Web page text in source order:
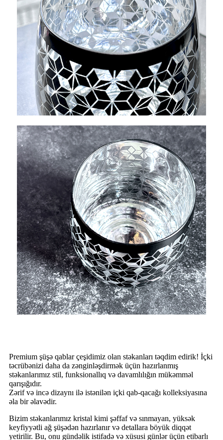
Premium şüşə qablar çeşidimiz olan stəkanları təqdim edirik! İçki
təcrübənizi daha da zənginləşdirmək üçün hazırlanmış
stəkanlarımız stil, funksionallıq və davamlılığın mükəmməl
qarışığıdır.
Zərif və incə dizaynı ilə istənilən içki qab-qacağı kolleksiyasına
əla bir əlavədir.
Bizim stəkanlarımız kristal kimi şəffaf və sınmayan, yüksək
keyfiyyətli ağ şüşədən hazırlanır və detallara böyük diqqət
yetirilir. Bu, onu gündəlik istifadə və xüsusi günlər üçün etibarlı